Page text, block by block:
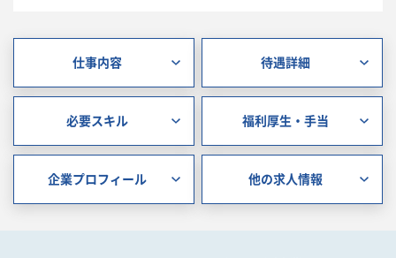
仕事内容 待遇詳細
必要スキル 福利厚生・手当
企業プロフィール 他の求人情報